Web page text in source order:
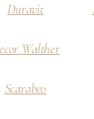
Duravit
Walther
Scarabeo